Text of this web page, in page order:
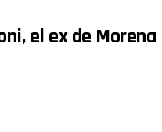
el ex de